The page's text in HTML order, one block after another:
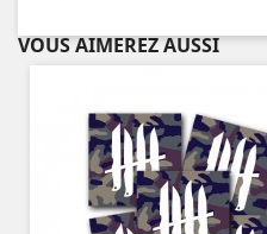
VOUS AIMEREZ AUSSI